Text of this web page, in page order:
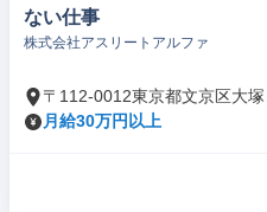
ない仕事
株式会社アスリートアルファ
〒112-0012東京都文京区大塚
月給30万円以上